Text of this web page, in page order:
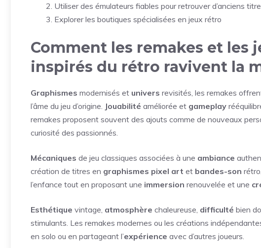
Utiliser des émulateurs fiables pour retrouver d’anciens
Explorer les boutiques spécialisées en jeux rétro
Comment les remakes et les
inspirés du rétro ravivent la
Graphismes modernisés et univers revisités, les remakes
l’âme du jeu d’origine. Jouabilité améliorée et gameplay
remakes proposent souvent des ajouts comme de nouveaux
curiosité des passionnés.
Mécaniques de jeu classiques associées à une ambiance
création de titres en graphismes pixel art et bandes-son
l’enfance tout en proposant une immersion renouvelée et une
Esthétique vintage, atmosphère chaleureuse, difficulté bien
stimulants. Les remakes modernes ou les créations
en solo ou en partageant l’expérience avec d’autres joueurs.